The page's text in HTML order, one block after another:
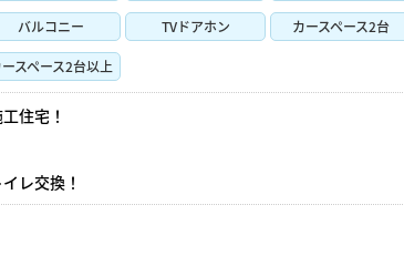
バルコニー TVドアホン カースペース2台
スペース2台以上
住宅！
レ交換！